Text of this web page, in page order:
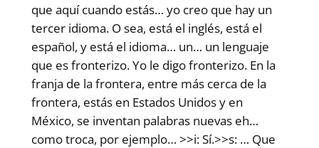
que aquí cuando estás… yo creo que hay un
tercer idioma. O sea, está el inglés, está el
español, y está el idioma… un… un lenguaje
que es fronterizo. Yo le digo fronterizo. En la
franja de la frontera, entre más cerca de la
frontera, estás en Estados Unidos y en
México, se inventan palabras nuevas eh…
como troca, por ejemplo… >>i: Sí.>>s: … Que